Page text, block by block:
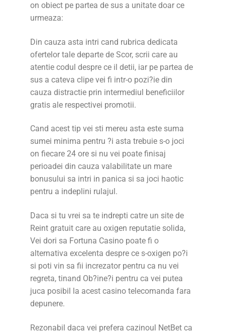
on obiect pe partea de sus a unitate doar ce
urmeaza:
Din cauza asta intri cand rubrica dedicata
ofertelor tale departe de Scor, scrii care au
atentie codul despre ce il detii, iar pe partea de
sus a cateva clipe vei fi intr-o pozi?ie din
cauza distractie prin intermediul beneficiilor
gratis ale respectivei promotii.
Cand acest tip vei sti mereu asta este suma
sumei minima pentru ?i asta trebuie s-o joci
on fiecare 24 ore si nu vei poate finisaj
perioadei din cauza valabilitate un mare
bonusului sa intri in panica si sa joci haotic
pentru a indeplini rulajul.
Daca si tu vrei sa te indrepti catre un site de
Reint gratuit care au oxigen reputatie solida,
Vei dori sa Fortuna Casino poate fi o
alternativa excelenta despre ce s-oxigen po?i
si poti vin sa fii increzator pentru ca nu vei
regreta, tinand Ob?ine?i pentru ca vei putea
juca posibil la acest casino telecomanda fara
depunere.
Rezonabil daca vei prefera cazinoul NetBet ca